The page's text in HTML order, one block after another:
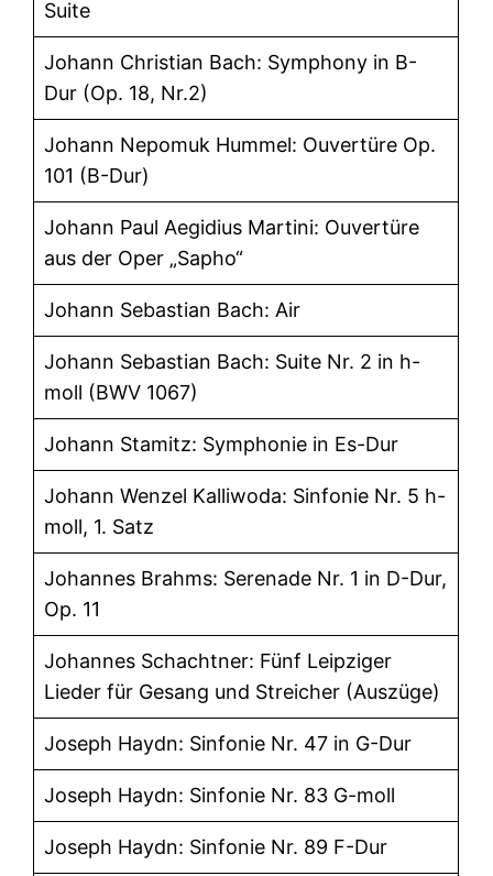
Suite
Johann Christian Bach: Symphony in B-
Dur (Op. 18, Nr.2)
Johann Nepomuk Hummel: Ouvertüre Op.
101 (B-Dur)
Johann Paul Aegidius Martini: Ouvertüre
aus der Oper „Sapho“
Johann Sebastian Bach: Air
Johann Sebastian Bach: Suite Nr. 2 in h-
moll (BWV 1067)
Johann Stamitz: Symphonie in Es-Dur
Johann Wenzel Kalliwoda: Sinfonie Nr. 5 h-
moll, 1. Satz
Johannes Brahms: Serenade Nr. 1 in D-Dur,
Op. 11
Johannes Schachtner: Fünf Leipziger
Lieder für Gesang und Streicher (Auszüge)
Joseph Haydn: Sinfonie Nr. 47 in G-Dur
Joseph Haydn: Sinfonie Nr. 83 G-moll
Joseph Haydn: Sinfonie Nr. 89 F-Dur